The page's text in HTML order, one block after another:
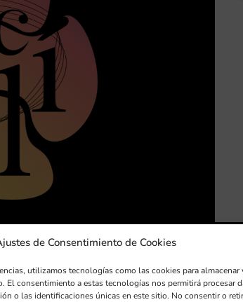
de Consentimiento de Cookies
utilizamos tecnologías como las cookies para almacenar
El consentimiento a estas tecnologías nos permitirá procesar
o las identificaciones únicas en este sitio. No consentir o